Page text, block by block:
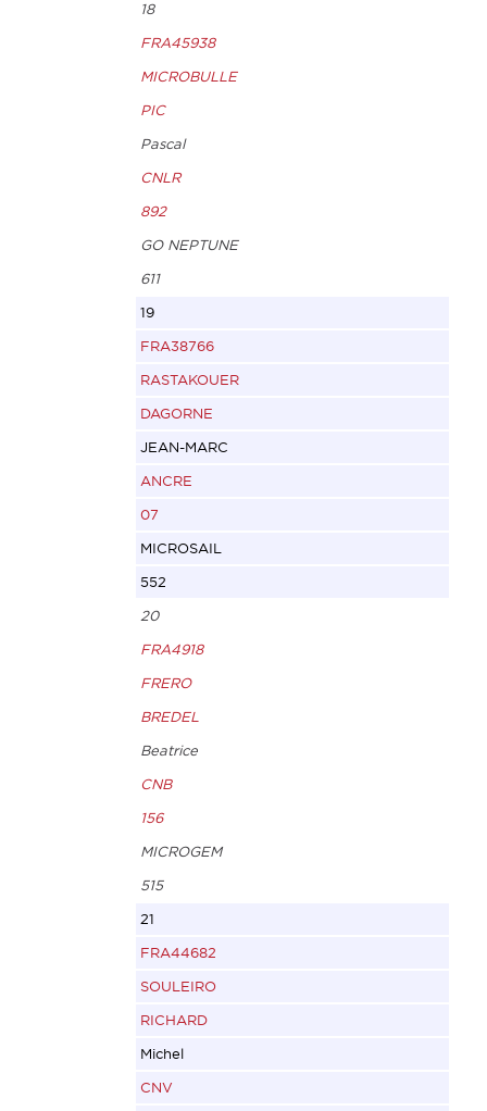
18
FRA45938
MICROBULLE
PIC
Pascal
CNLR
892
GO NEPTUNE
611
19
FRA38766
RASTAKOUER
DAGORNE
JEAN-MARC
ANCRE
07
MICROSAIL
552
20
FRA4918
FRERO
BREDEL
Beatrice
CNB
156
MICROGEM
515
21
FRA44682
SOULEIRO
RICHARD
Michel
CNV